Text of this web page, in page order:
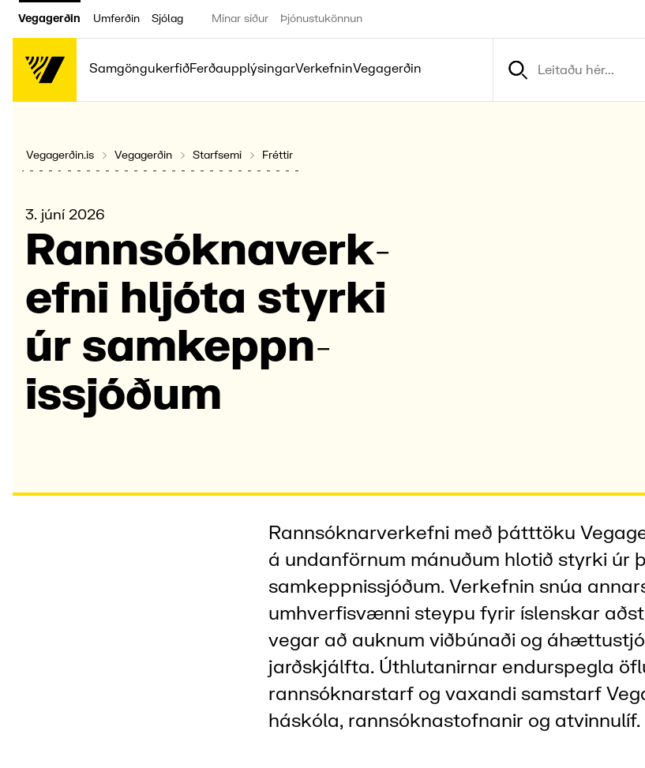
Vegagerðin Umferðin Sjólag Mínar síður Þjónustukönnun
SamgöngukerfiðFerðaupplýsingarVerkefninVegagerðin
Vegagerðin.is Vegagerðin Starfsemi Fréttir
3. júní 2026
Rann­sókna­verk­
efni hljóta styrki
úr samkeppn­
issjóð­um
Rannsóknarverkefni með þátttöku
á undanförnum mánuðum hlotið styrki úr
samkeppnissjóðum. Verkefnin snúa
umhverfisvænni steypu fyrir íslenskar
vegar að auknum viðbúnaði og
jarðskjálfta. Úthlutanirnar endurspegla
rannsóknarstarf og vaxandi samstarf
háskóla, rannsóknastofnanir og atvinnulíf.